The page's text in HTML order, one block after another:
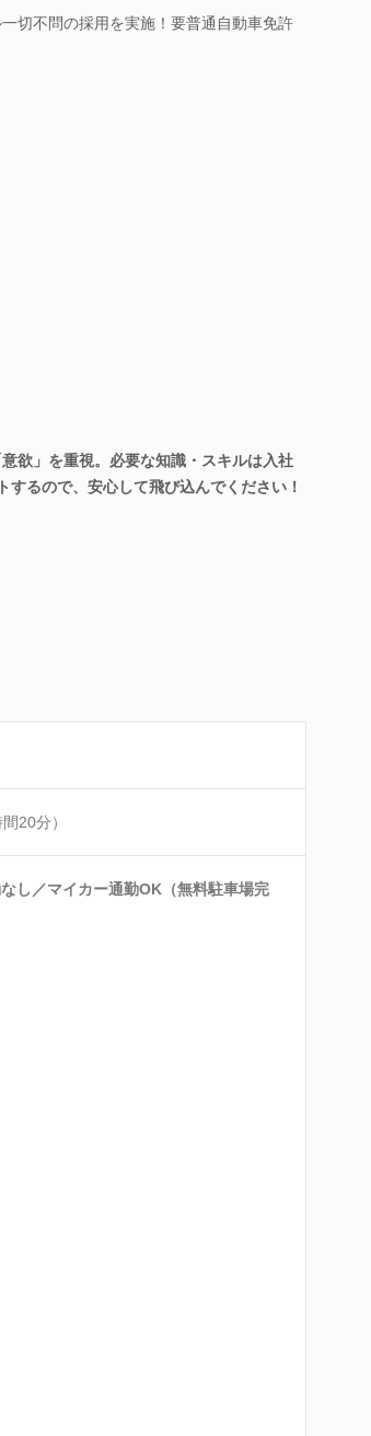
切不問の採用を実施！要普通自動車免許
欲」を重視。必要な知識・スキルは入社
るので、安心して飛び込んでください！
20分）
し／マイカー通勤OK（無料駐車場完